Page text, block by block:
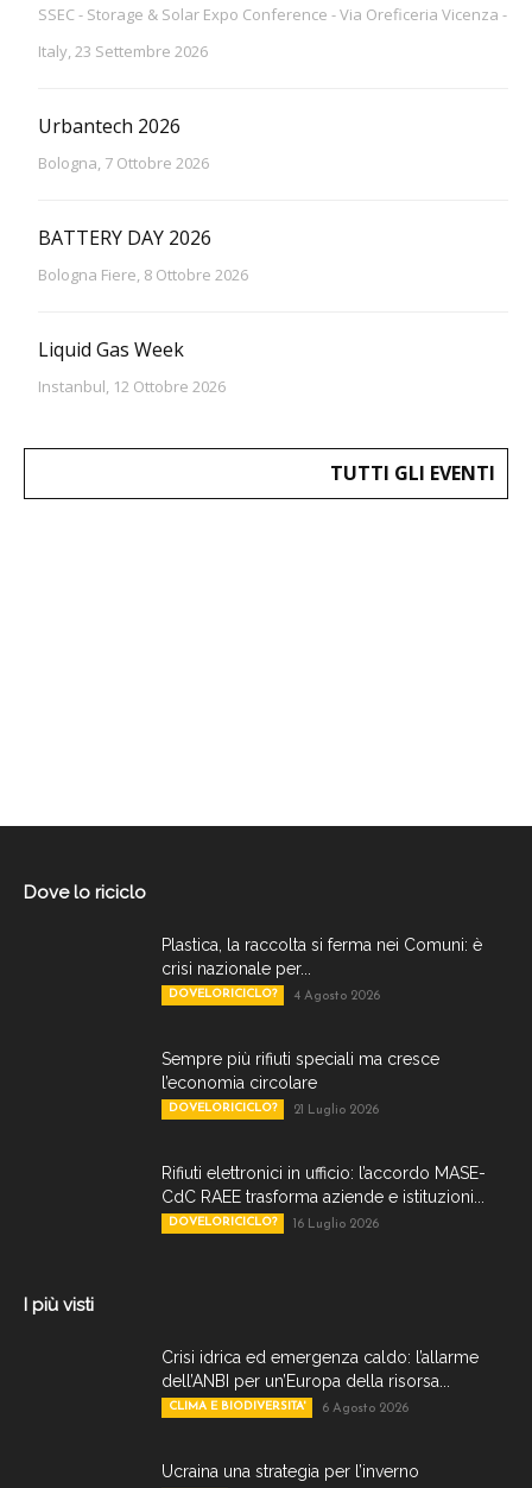
SSEC - Storage & Solar Expo Conference - Via Oreficeria Vicenza -
Italy, 23 Settembre 2026
Urbantech 2026
Bologna, 7 Ottobre 2026
BATTERY DAY 2026
Bologna Fiere, 8 Ottobre 2026
Liquid Gas Week
Instanbul, 12 Ottobre 2026
TUTTI GLI EVENTI
Dove lo riciclo
Plastica, la raccolta si ferma nei Comuni: è
crisi nazionale per...
DOVELORICICLO? 4 Agosto 2026
Sempre più rifiuti speciali ma cresce
l’economia circolare
DOVELORICICLO? 21 Luglio 2026
Rifiuti elettronici in ufficio: l’accordo MASE-
CdC RAEE trasforma aziende e istituzioni...
DOVELORICICLO? 16 Luglio 2026
I più visti
Crisi idrica ed emergenza caldo: l’allarme
dell’ANBI per un’Europa della risorsa...
CLIMA E BIODIVERSITA' 6 Agosto 2026
Ucraina una strategia per l’inverno